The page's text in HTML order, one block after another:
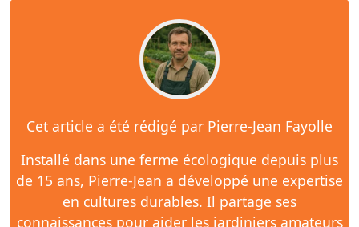
Cet article a été rédigé par Pierre-Jean Fayolle
Installé dans une ferme écologique depuis plus
de 15 ans, Pierre-Jean a développé une expertise
en cultures durables. Il partage ses
connaissances pour aider les jardiniers amateurs